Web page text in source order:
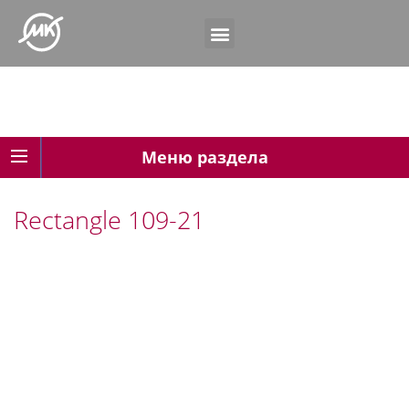
Меню раздела
Rectangle 109-21